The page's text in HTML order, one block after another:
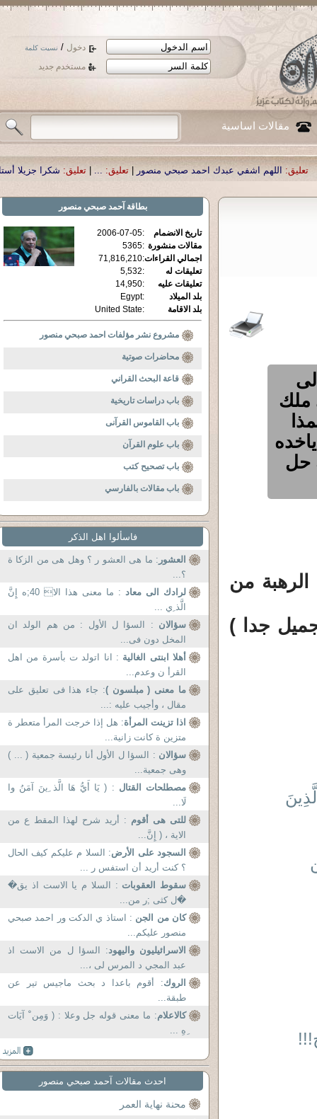
دخول / نسيت كلمة
مستخدم جديد
مقالات اساسية
اشفي عبدك احمد صبحي منصور| تعليق: ...
|تعليق: شكرا جزيلا أستاذ حمد الحمد
ملك
حل
من
جدا )
بطاقة آحمد صبحي منصور
تاريخ الانضمام :
2006-07-05
مقالات منشورة :
5365
اجمالي القراءات:
71,816,210
تعليقات له
:
5,532
تعليقات عليه
:
14,950
بلد الميلاد
:
Egypt
بلد الاقامة
:
United State
مشروع نشر مؤلفات احمد صبحي منصور
محاضرات صوتية
قاعة البحث القراني
باب دراسات تاريخية
باب القاموس القرآنى
باب علوم القرآن
باب تصحيح كتب
باب مقالات بالفارسي
فاسألوا اهل الذكر
العشور : ما هى العشو ر ؟ وهل هى من الزكا ة
؟...
لرادك الى معاد
: ما معنى هذا الا 40;ه إِنَّ
الَّذ ِي ...
سؤالان : السؤا ل الأول : من هم الولد ان
المخل دون فى...
أهلا ابنتى الغالية : انا اتولد ت بأسرة من اهل
القرأ ن وعدم...
ما معنى ( مبلسون ): جاء هذا فى تعليق على
مقال ، وأجيب عليه :...
اذا تزينت المرأة: هل إذا خرجت المرأ متعطر ة
متزين ة كانت زانية...
سؤالان : السؤا ل الأول أنا رئيسة جمعية ( ... )
وهى جمعية...
مصطلحات القتال : ( يَا أَيُّ هَا الَّذ ِينَ آمَنُ وا
لَا...
للتى هى أقوم : أريد شرح لهذا المقط ع من
الاية ، ( إِنَّ...
السجود على الأرض: السلا م عليكم كيف الحال
؟ كنت أريد أن استفس ر ...
سقوط العقوبات : السلا م یا الاست اذ یق�
�ل کثی ;ر من...
كان من الجن : استاذ ي الدكت ور احمد صبحي
منصور عليكم...
الاسرائيليون واليهود: السؤا ل من الاست اذ
عبد المجي د المرس لى ،...
الروك: أقوم باعدا د بحث ماجيس تير عن
طبقة...
كالاعلام: ما معنى قوله جل وعلا : ( وَمِن ْ آيَات
ِهِ ...
احدث مقالات آحمد صبحي منصور
محنة نهاية العمر